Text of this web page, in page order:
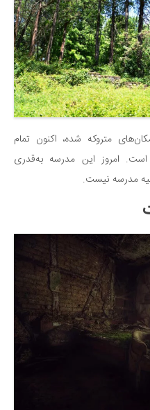
متروکه شده، اکنون تمام
امروز این مدرسه به‌قدری
مدرسه نیست.